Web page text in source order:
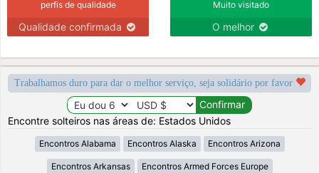
perfis de qualidade
Qualidade confirmada
Muito visitado
O melhor
Trabalhamos duro para dar o melhor serviço, seja solidário por favor
Encontre solteiros nas áreas de: Estados Unidos
Encontros Alabama Encontros Alaska Encontros Arizona
Encontros Arkansas Encontros Armed Forces Europe